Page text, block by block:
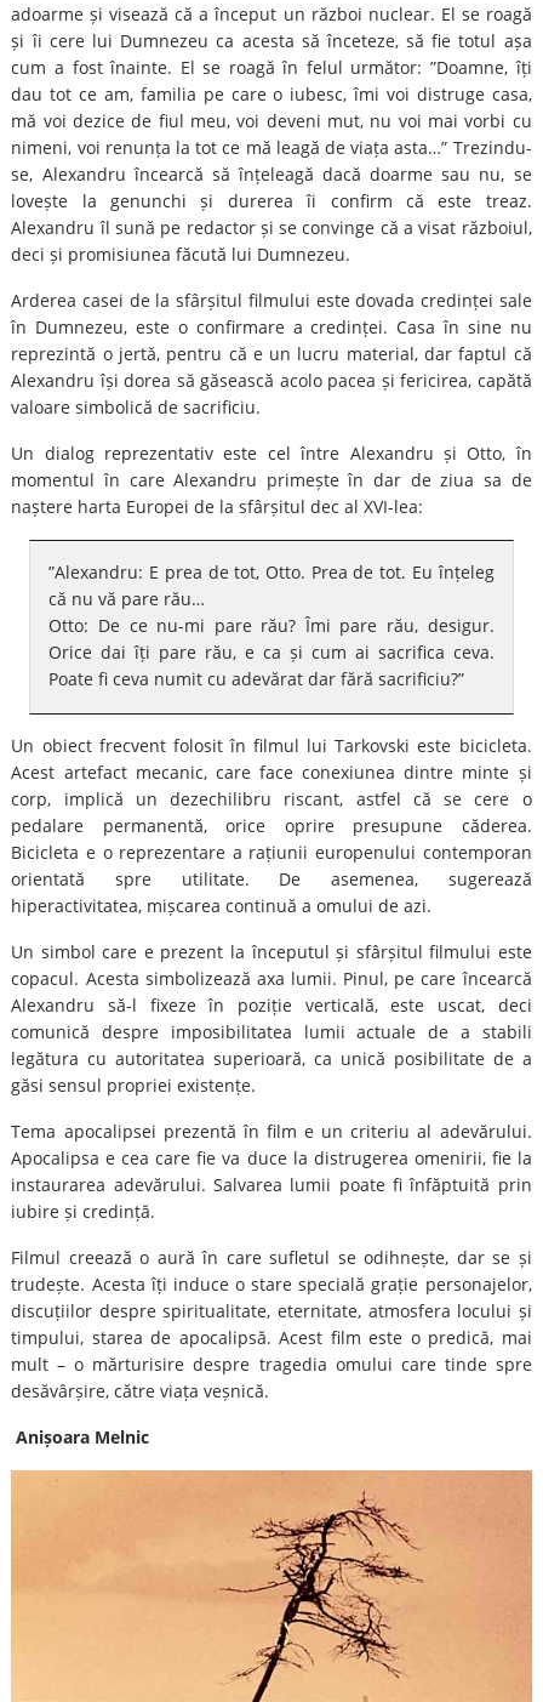
adoarme și visează că a început un război nuclear. El se roagă
și îi cere lui Dumnezeu ca acesta să înceteze, să fie totul așa
cum a fost înainte. El se roagă în felul următor: ”Doamne, îți
dau tot ce am, familia pe care o iubesc, îmi voi distruge casa,
mă voi dezice de fiul meu, voi deveni mut, nu voi mai vorbi cu
nimeni, voi renunța la tot ce mă leagă de viața asta…” Trezindu-
se, Alexandru încearcă să înțeleagă dacă doarme sau nu, se
lovește la genunchi și durerea îi confirm că este treaz.
Alexandru îl sună pe redactor și se convinge că a visat războiul,
deci și promisiunea făcută lui Dumnezeu.
Arderea casei de la sfârșitul filmului este dovada credinței sale
în Dumnezeu, este o confirmare a credinței. Casa în sine nu
reprezintă o jertă, pentru că e un lucru material, dar faptul că
Alexandru își dorea să găsească acolo pacea și fericirea, capătă
valoare simbolică de sacrificiu.
Un dialog reprezentativ este cel între Alexandru și Otto, în
momentul în care Alexandru primește în dar de ziua sa de
naștere harta Europei de la sfârșitul dec al XVI-lea:
”Alexandru: E prea de tot, Otto. Prea de tot. Eu înțeleg
că nu vă pare rău…
Otto: De ce nu-mi pare rău? Îmi pare rău, desigur.
Orice dai îți pare rău, e ca și cum ai sacrifica ceva.
Poate fi ceva numit cu adevărat dar fără sacrificiu?”
Un obiect frecvent folosit în filmul lui Tarkovski este bicicleta.
Acest artefact mecanic, care face conexiunea dintre minte și
corp, implică un dezechilibru riscant, astfel că se cere o
pedalare permanentă, orice oprire presupune căderea.
Bicicleta e o reprezentare a rațiunii europenului contemporan
orientată spre utilitate. De asemenea, sugerează
hiperactivitatea, mișcarea continuă a omului de azi.
Un simbol care e prezent la începutul și sfârșitul filmului este
copacul. Acesta simbolizează axa lumii. Pinul, pe care încearcă
Alexandru să-l fixeze în poziție verticală, este uscat, deci
comunică despre imposibilitatea lumii actuale de a stabili
legătura cu autoritatea superioară, ca unică posibilitate de a
găsi sensul propriei existențe.
Tema apocalipsei prezentă în film e un criteriu al adevărului.
Apocalipsa e cea care fie va duce la distrugerea omenirii, fie la
instaurarea adevărului. Salvarea lumii poate fi înfăptuită prin
iubire și credință.
Filmul creează o aură în care sufletul se odihnește, dar se și
trudește. Acesta îți induce o stare specială grație personajelor,
discuțiilor despre spiritualitate, eternitate, atmosfera locului și
timpului, starea de apocalipsă. Acest film este o predică, mai
mult – o mărturisire despre tragedia omului care tinde spre
desăvârșire, către viața veșnică.
Anișoara Melnic